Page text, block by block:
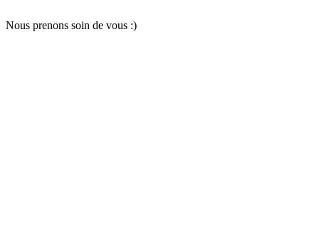
Nous prenons soin de vous :)